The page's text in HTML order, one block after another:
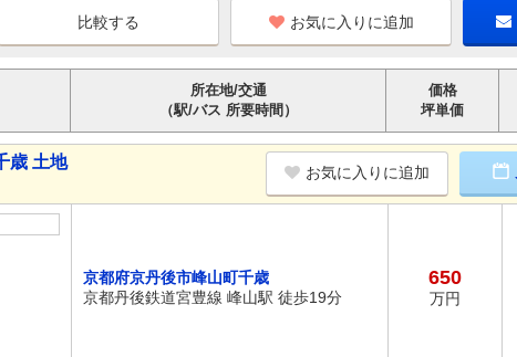
お気に入りに追加
所在地/交通
（駅/バス 所要時間）
価格
坪単価
歳 土地
お気に入りに追加
京都府京丹後市峰山町千歳
京都丹後鉄道宮豊線 峰山駅 徒歩19分
650
万円